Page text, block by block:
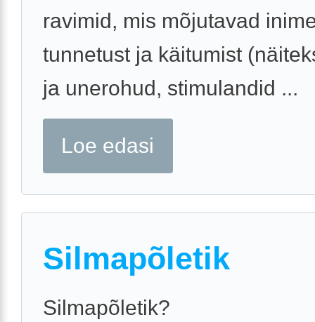
ravimid, mis mõjutavad
tunnetust ja käitumist
ja unerohud, stimulandid ...
Loe edasi
Silmapõletik
Silmapõletik?